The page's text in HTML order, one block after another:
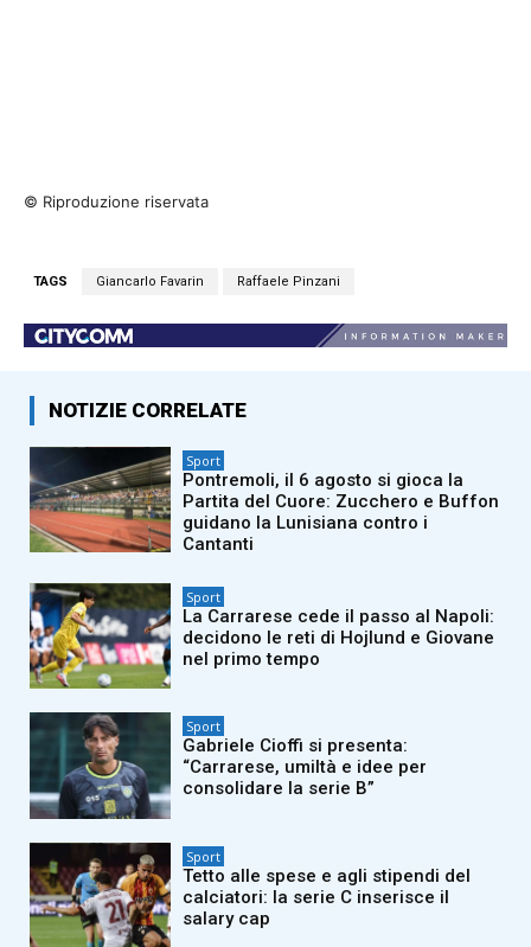
© Riproduzione riservata
TAGS Giancarlo Favarin Raffaele Pinzani
NOTIZIE CORRELATE
Sport
Pontremoli, il 6 agosto si gioca la
Partita del Cuore: Zucchero e Buffon
guidano la Lunisiana contro i
Cantanti
Sport
La Carrarese cede il passo al Napoli:
decidono le reti di Hojlund e Giovane
nel primo tempo
Sport
Gabriele Cioffi si presenta:
“Carrarese, umiltà e idee per
consolidare la serie B”
Sport
Tetto alle spese e agli stipendi del
calciatori: la serie C inserisce il
salary cap